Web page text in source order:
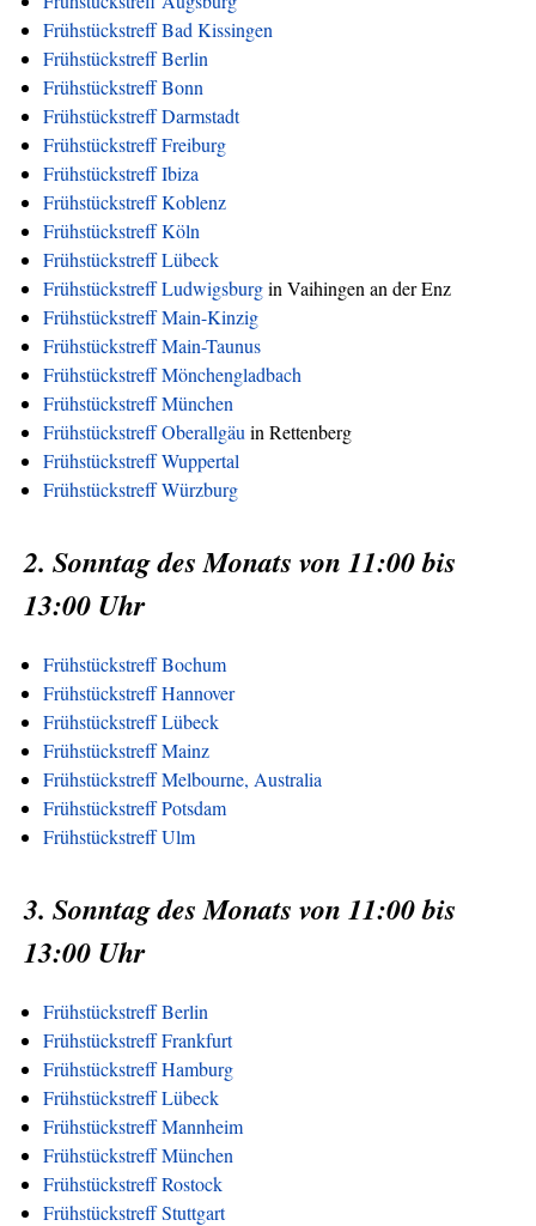
Frühstückstreff Bad Kissingen
Frühstückstreff Berlin
Frühstückstreff Bonn
Frühstückstreff Darmstadt
Frühstückstreff Freiburg
Frühstückstreff Ibiza
Frühstückstreff Koblenz
Frühstückstreff Köln
Frühstückstreff Lübeck
Frühstückstreff Ludwigsburgin Vaihingen an der Enz
Frühstückstreff Main-Kinzig
Frühstückstreff Main-Taunus
Frühstückstreff Mönchengladbach
Frühstückstreff München
Frühstückstreff Oberallgäu in Rettenberg
Frühstückstreff Wuppertal
Frühstückstreff Würzburg
2. Sonntag des Monats von 11:00 bis
13:00 Uhr
Frühstückstreff Bochum
Frühstückstreff Hannover
Frühstückstreff Lübeck
Frühstückstreff Mainz
Frühstückstreff Melbourne, Australia
Frühstückstreff Potsdam
Frühstückstreff Ulm
3. Sonntag des Monats von 11:00 bis
13:00 Uhr
Frühstückstreff Berlin
Frühstückstreff Frankfurt
Frühstückstreff Hamburg
Frühstückstreff Lübeck
Frühstückstreff Mannheim
Frühstückstreff München
Frühstückstreff Rostock
Frühstückstreff Stuttgart